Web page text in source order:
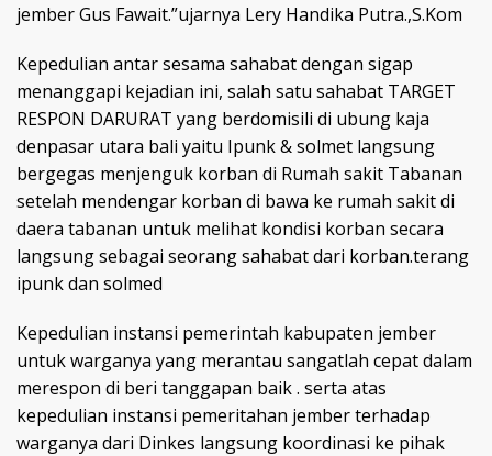
jember Gus Fawait.”ujarnya Lery Handika Putra.,S.Kom
Kepedulian antar sesama sahabat dengan sigap
menanggapi kejadian ini, salah satu sahabat TARGET
RESPON DARURAT yang berdomisili di ubung kaja
denpasar utara bali yaitu Ipunk & solmet langsung
bergegas menjenguk korban di Rumah sakit Tabanan
setelah mendengar korban di bawa ke rumah sakit di
daera tabanan untuk melihat kondisi korban secara
langsung sebagai seorang sahabat dari korban.terang
ipunk dan solmed
Kepedulian instansi pemerintah kabupaten jember
untuk warganya yang merantau sangatlah cepat dalam
merespon di beri tanggapan baik . serta atas
kepedulian instansi pemeritahan jember terhadap
warganya dari Dinkes langsung koordinasi ke pihak